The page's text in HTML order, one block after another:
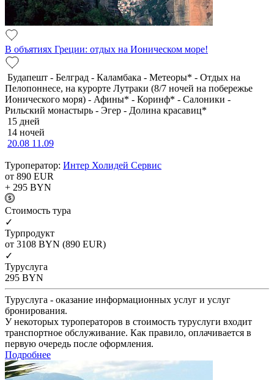
В объятиях Греции: отдых на Ионическом море!
Будапешт - Белград - Каламбака - Метеоры* - Отдых на
Пелопоннесе, на курорте Лутраки (8/7 ночей на побережье
Ионического моря) - Афины* - Коринф* - Салоники -
Рильский монастырь - Эгер - Долина красавиц*
15 дней
14 ночей
20.08 11.09
Туроператор: Интер Холидей Сервис
от 890 EUR
+ 295 BYN
Cтоимость тура
✓
Турпродукт
от 3108 BYN (890 EUR)
✓
Туруслуга
295 BYN
Туруслуга - оказание информационных услуг и услуг
бронирования.
У некоторых туроператоров в стоимость туруслуги входит
транспортное обслуживание. Как правило, оплачивается в
первую очередь после оформления.
Подробнее